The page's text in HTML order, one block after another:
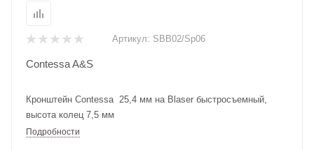
Артикул: SBB02/Sp06
Contessa A&S
Кронштейн Contessa 25,4 мм на Blaser быстросъемный,
высота колец 7,5 мм
Подробности